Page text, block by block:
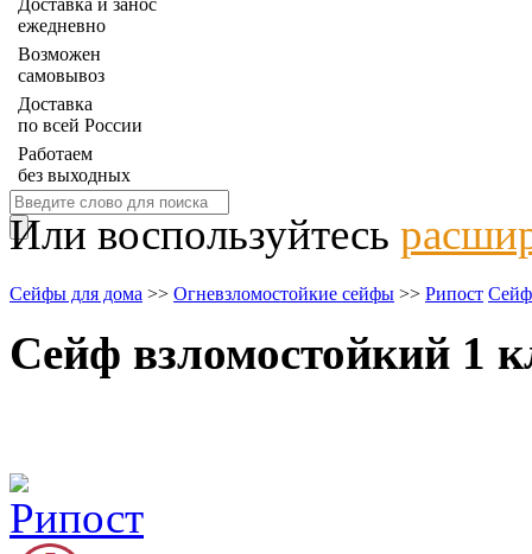
Доставка и занос
ежедневно
Возможен
самовывоз
Доставка
по всей России
Работаем
без выходных
Или воспользуйтесь
Сейфы для дома >> Огневзломостойкие сейфы >> Рипост Сейф
Сейф взломостойкий 1